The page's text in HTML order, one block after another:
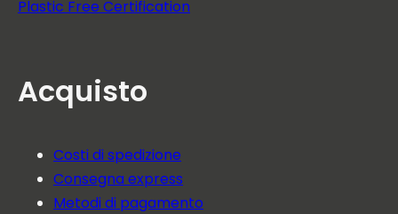
Plastic Free Certification
Acquisto
Costi di spedizione
Consegna express
Metodi di pagamento